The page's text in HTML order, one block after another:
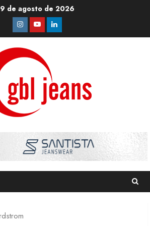
9 de agosto de 2026
Instagram
YoutubeLinkedin